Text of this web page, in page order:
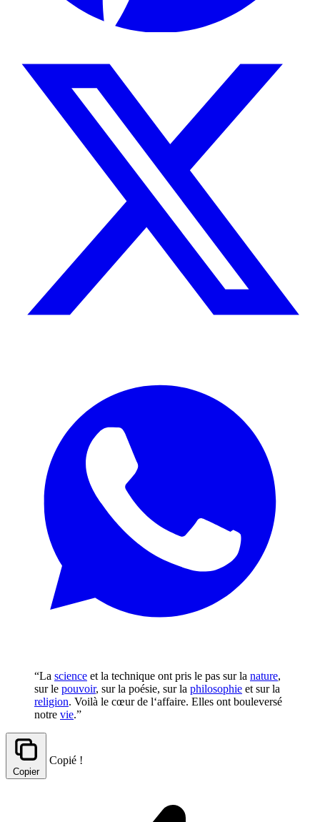
“La science et la technique ont pris le pas sur la nature,
sur le pouvoir, sur la poésie, sur la philosophie et sur la
religion. Voilà le cœur de l‘affaire. Elles ont bouleversé
notre vie.”
Copier
Copié !